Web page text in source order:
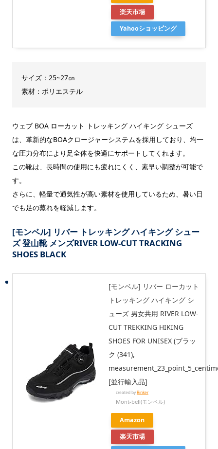
楽天市場
Yahooショッピング
サイズ：25~27㎝
素材：ポリエステル
ウェブ BOA ローカット トレッキング ハイキング シューズ
は、革新的なBOAクロージャーシステムを採用しており、均一
な圧力分布により足全体を快適にサポートしてくれます。
この靴は、長時間の使用にも疲れにくく、素早い調整が可能で
す。
さらに、軽量で通気性が高い素材を使用しているため、暑い日
でも足の蒸れを軽減します。
[モンベル] リバー トレッキング ハイキング シュー
ズ 登山靴 メンズRIVER LOW-CUT TRACKING
SHOES BLACK
[モンベル] リバー ローカット
トレッキング ハイキング シ
ューズ 男女共用 RIVER LOW-
CUT TREKKING HIKING
SHOES FOR UNISEX (ブラッ
ク (341),
[並行輸入品]
created by Rinker
Mont-bell(モンベル)
Amazon
楽天市場